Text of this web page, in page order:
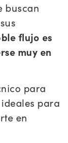
buscan
flujo es
muy en
para
para
en